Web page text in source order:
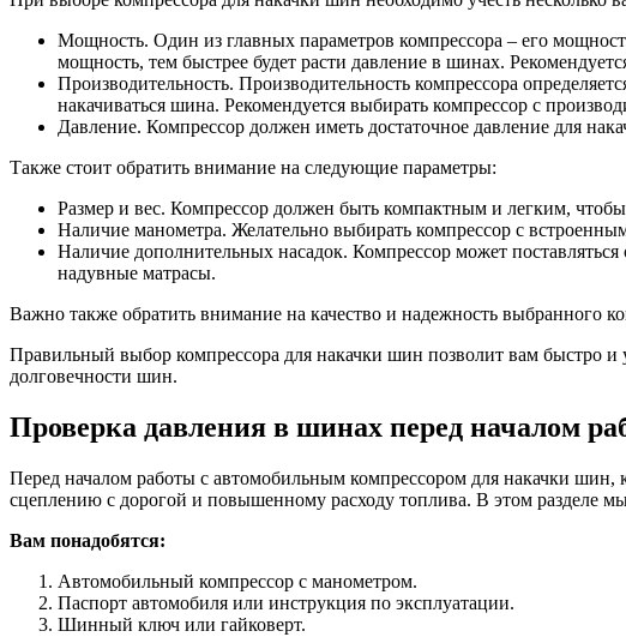
Мощность. Один из главных параметров компрессора – его
мощность, тем быстрее будет расти давление в шинах.
Производительность. Производительность компрессора
накачиваться шина. Рекомендуется выбирать компрессор с
Давление. Компрессор должен иметь достаточное давление для
Также стоит обратить внимание на следующие параметры:
Размер и вес. Компрессор должен быть компактным и легким,
Наличие манометра. Желательно выбирать компрессор с
Наличие дополнительных насадок. Компрессор может
надувные матрасы.
Важно также обратить внимание на качество и надежность выбранного
Правильный выбор компрессора для накачки шин позволит вам быстро и
долговечности шин.
Проверка давления в шинах перед началом
Перед началом работы с автомобильным компрессором для накачки
сцеплению с дорогой и повышенному расходу топлива. В этом разделе
Вам понадобятся:
Автомобильный компрессор с манометром.
Паспорт автомобиля или инструкция по эксплуатации.
Шинный ключ или гайковерт.